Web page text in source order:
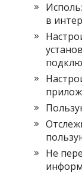
в
Не